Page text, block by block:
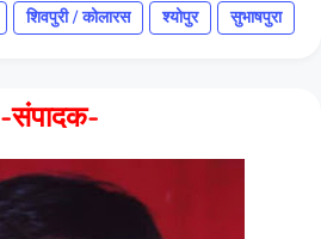
शिवपुरी / कोलारस श्योपुर सुभाषपुरा
-संपादक-